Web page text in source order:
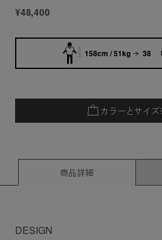
¥48,400
158cm / 51kg 38
カラーとサイズ
商品詳細
DESIGN